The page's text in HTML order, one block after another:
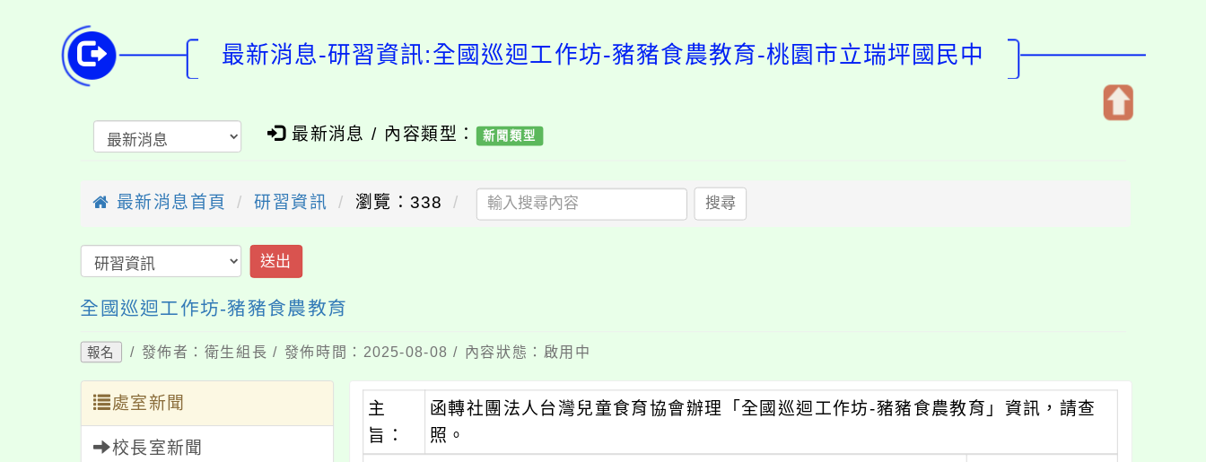
最新消息-研習資訊:全國巡迴工作坊-豬豬食農教育-桃園市立瑞坪國民中
最新消息 / 內容類型： 新聞類型
最新消息首頁 研習資訊 瀏覽：338 搜尋
送出
全國巡迴工作坊-豬豬食農教育
報名 / 發佈者：衛生組長 / 發佈時間：2025-08-08 / 內容狀態：啟用中
處室新聞
校長室新聞
主
旨：
函轉社團法人台灣兒童食育協會辦理「全國巡迴工作坊-豬豬食農教育」資訊，請查
照。